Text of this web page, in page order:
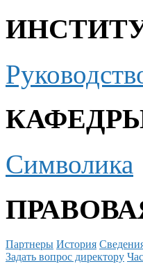
Символика
Партнеры История
Задать вопрос директору